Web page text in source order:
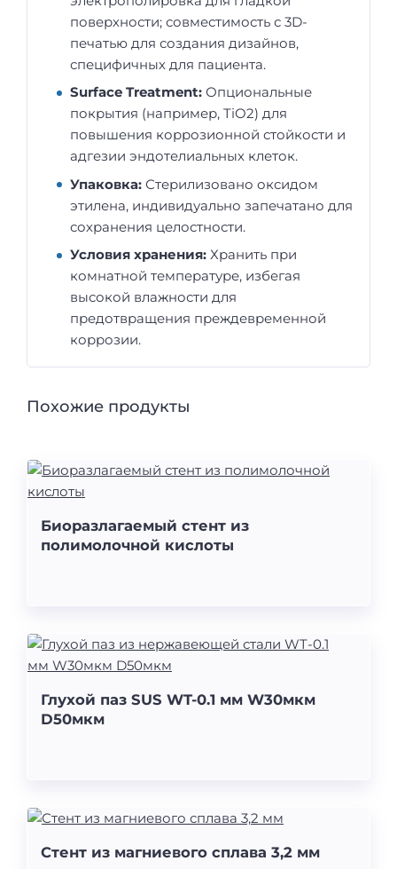
поверхности; совместимость с 3D-
печатью для создания дизайнов,
специфичных для пациента.
Surface Treatment: Опциональные
покрытия (например, TiO2) для
повышения коррозионной стойкости и
адгезии эндотелиальных клеток.
Упаковка: Стерилизовано оксидом
этилена, индивидуально запечатано для
сохранения целостности.
Условия хранения: Хранить при
комнатной температуре, избегая
высокой влажности для
предотвращения преждевременной
коррозии.
Похожие продукты
Биоразлагаемый стент из
полимолочной кислоты
Глухой паз SUS WT-0.1 мм W30мкм
D50мкм
Стент из магниевого сплава 3,2 мм